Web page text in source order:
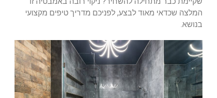
המלצה שכדאי מאוד לבצע, לפניכם מדריך טיפים מקצועי
בנושא.